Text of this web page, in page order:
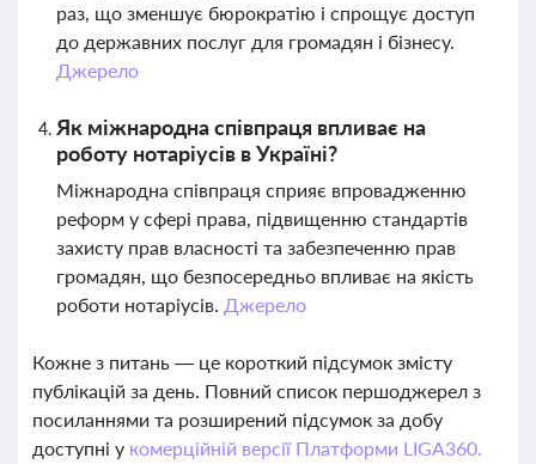
раз, що зменшує бюрократію і спрощує доступ
до державних послуг для громадян і бізнесу.
Джерело
Як міжнародна співпраця впливає на
роботу нотаріусів в Україні?
Міжнародна співпраця сприяє впровадженню
реформ у сфері права, підвищенню стандартів
захисту прав власності та забезпеченню прав
громадян, що безпосередньо впливає на якість
роботи нотаріусів. Джерело
Кожне з питань — це короткий підсумок змісту
публікацій за день. Повний список першоджерел з
посиланнями та розширений підсумок за добу
доступні у комерційній версії Платформи LIGA360.